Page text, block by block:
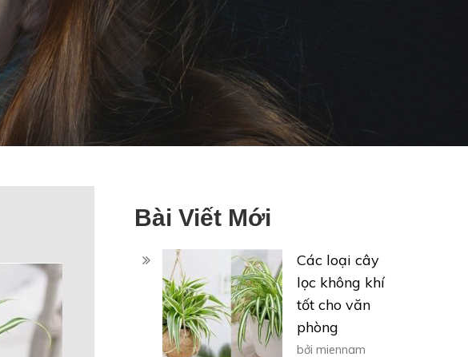
Bài Viết Mới
Các loại cây
lọc không khí
tốt cho văn
phòng
bởi miennam